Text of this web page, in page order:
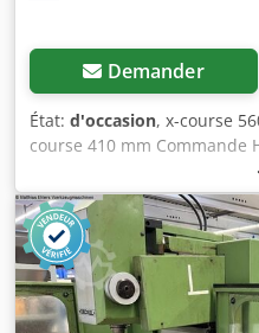
Demander
État: d'occasion, x-course
course 410 mm Commande
avis, la machine est en bon
inspectée sous tension sur
Apnjha Les accessoires,
représentés ne font partie
mentionnés dans les
réserve de modifications et
indications techniques